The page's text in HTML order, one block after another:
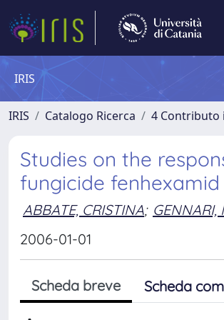
IRIS
IRIS Catalogo Ricerca 4 Contributo
Studies on the
fungicide fenhexamid
ABBATE, CRISTINA;
2006-01-01
Scheda breve Scheda